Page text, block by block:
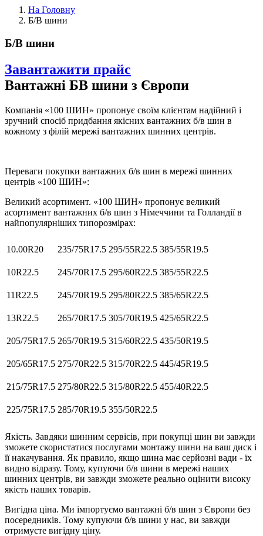
На Головну
Б/В шини
Б/В шини
Завантажити прайс
Вантажні БВ шини з Європи
Компанія «100 ШИН» пропонує своїм клієнтам надійний і
зручний спосіб придбання якісних вантажних б/в шин в
кожному з філій мережі вантажних шинних центрів.
Переваги покупки вантажних б/в шин в мережі шинних
центрів «100 ШИН»:
Великий асортимент. «100 ШИН» пропонує великий
асортимент вантажних б/в шин з Німеччини та Голландії в
найпопулярніших типорозмірах:
10.00R20 235/75R17.5 295/55R22.5 385/55R19.5
10R22.5 245/70R17.5 295/60R22.5 385/55R22.5
11R22.5 245/70R19.5 295/80R22.5 385/65R22.5
13R22.5 265/70R17.5 305/70R19.5 425/65R22.5
205/75R17.5 265/70R19.5 315/60R22.5 435/50R19.5
205/65R17.5 275/70R22.5 315/70R22.5 445/45R19.5
215/75R17.5 275/80R22.5 315/80R22.5 455/40R22.5
225/75R17.5 285/70R19.5 355/50R22.5
Якість. Завдяки шинним сервісів, при покупці шин ви завжди
зможете скористатися послугами монтажу шини на ваш диск і
її накачування. Як правило, якщо шина має серйозні вади - їх
видно відразу. Тому, купуючи б/в шини в мережі наших
шинних центрів, ви завжди зможете реально оцінити високу
якість наших товарів.
Вигідна ціна. Ми імпортуємо вантажні б/в шин з Європи без
посередників. Тому купуючи б/в шини у нас, ви завжди
отримуєте вигідну ціну.